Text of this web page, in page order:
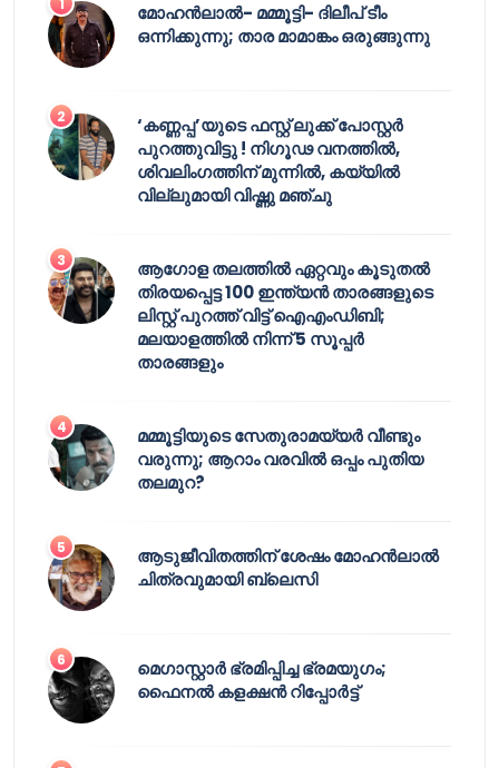
മോഹൻലാൽ- മമ്മൂട്ടി- ദിലീപ് ടീം
ഒന്നിക്കുന്നു; താര മാമാങ്കം ഒരുങ്ങുന്നു
‘കണ്ണപ്പ’യുടെ ഫസ്റ്റ് ലുക്ക് പോസ്റ്റർ
പുറത്തുവിട്ടു ! നിഗൂഢ വനത്തിൽ,
ശിവലിംഗത്തിന് മുന്നിൽ, കയ്യിൽ
വില്ലുമായി വിഷ്ണു മഞ്ചു
ആഗോള തലത്തിൽ ഏറ്റവും കൂടുതൽ
തിരയപ്പെട്ട 100 ഇന്ത്യൻ താരങ്ങളുടെ
ലിസ്റ്റ് പുറത്ത് വിട്ട് ഐഎംഡിബി;
മലയാളത്തിൽ നിന്ന് 5 സൂപ്പർ
താരങ്ങളും
മമ്മൂട്ടിയുടെ സേതുരാമയ്യർ വീണ്ടും
വരുന്നു; ആറാം വരവിൽ ഒപ്പം പുതിയ
തലമുറ?
ആടുജീവിതത്തിന് ശേഷം മോഹൻലാൽ
ചിത്രവുമായി ബ്ലെസി
മെഗാസ്റ്റാർ ഭ്രമിപ്പിച്ച ഭ്രമയുഗം;
ഫൈനൽ കളക്ഷൻ റിപ്പോർട്ട്